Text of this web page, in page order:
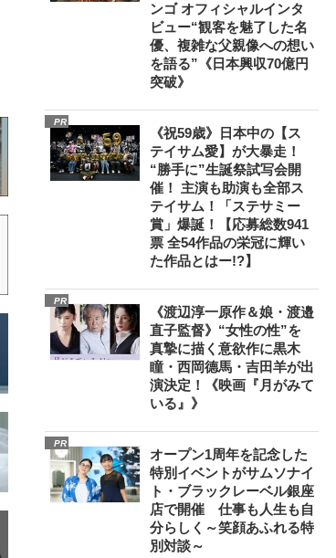
ンゴ オフィシャルインタ
ビュー“観客を魅了した名
優、複雑な父親像への想い
を語る”《日本興収70億円
突破》
PR
《祝59歳》日本中の【ス
テイサム愛】が大暴走！
“勝手に”生誕祭試写会開
催！ 主演も助演も全部ス
テイサム！「ステサミー
賞」爆誕！【応募総数941
票 全54作品の栄冠に輝い
た作品とはー!?】
PR
《渡辺淳一原作＆娘・渡邉
直子監督》“女性の性”を
真摯に描く意欲作に黒木
瞳・西岡德馬・吉田羊が出
演決定！《映画『月がみて
いる』》
PR
オープン1周年を記念した
特別イベントがサムソナイ
ト・ブラックレーベル銀座
店で開催 仕事も人生も自
分らしく～笑顔あふれる特
別対談～